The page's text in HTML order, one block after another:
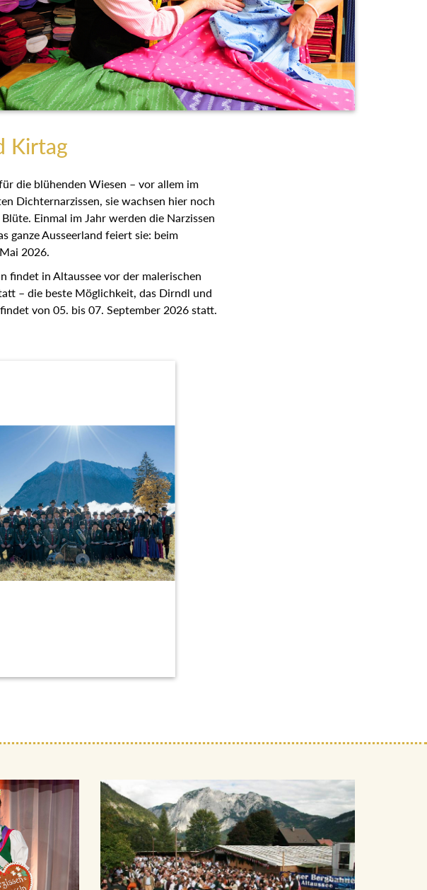
Kirtag
die blühenden Wiesen – vor allem im
Dichternarzissen, sie wachsen hier noch
Einmal im Jahr werden die Narzissen
ganze Ausseerland feiert sie: beim
2026.
findet in Altaussee vor der malerischen
– die beste Möglichkeit, das Dirndl und
von 05. bis 07. September 2026 statt.